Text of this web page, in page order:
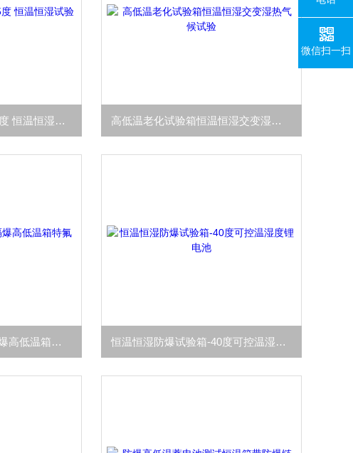
高低温湿热恒定低温55度 恒温恒湿试验箱 高低温老化试验箱恒温恒湿交变湿热气候试验
防爆恒温恒湿试验箱隔爆高低温箱特氟龙内空 恒温恒湿防爆试验箱-40度可控温湿度锂电池
微信扫一扫